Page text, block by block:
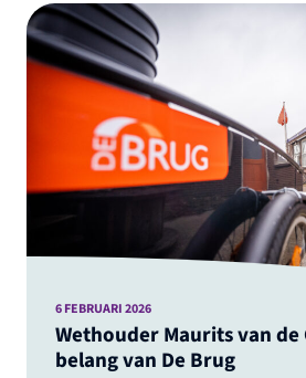
Wethouder Maurits van
belang van De Brug
6 FEBRUARI 2026